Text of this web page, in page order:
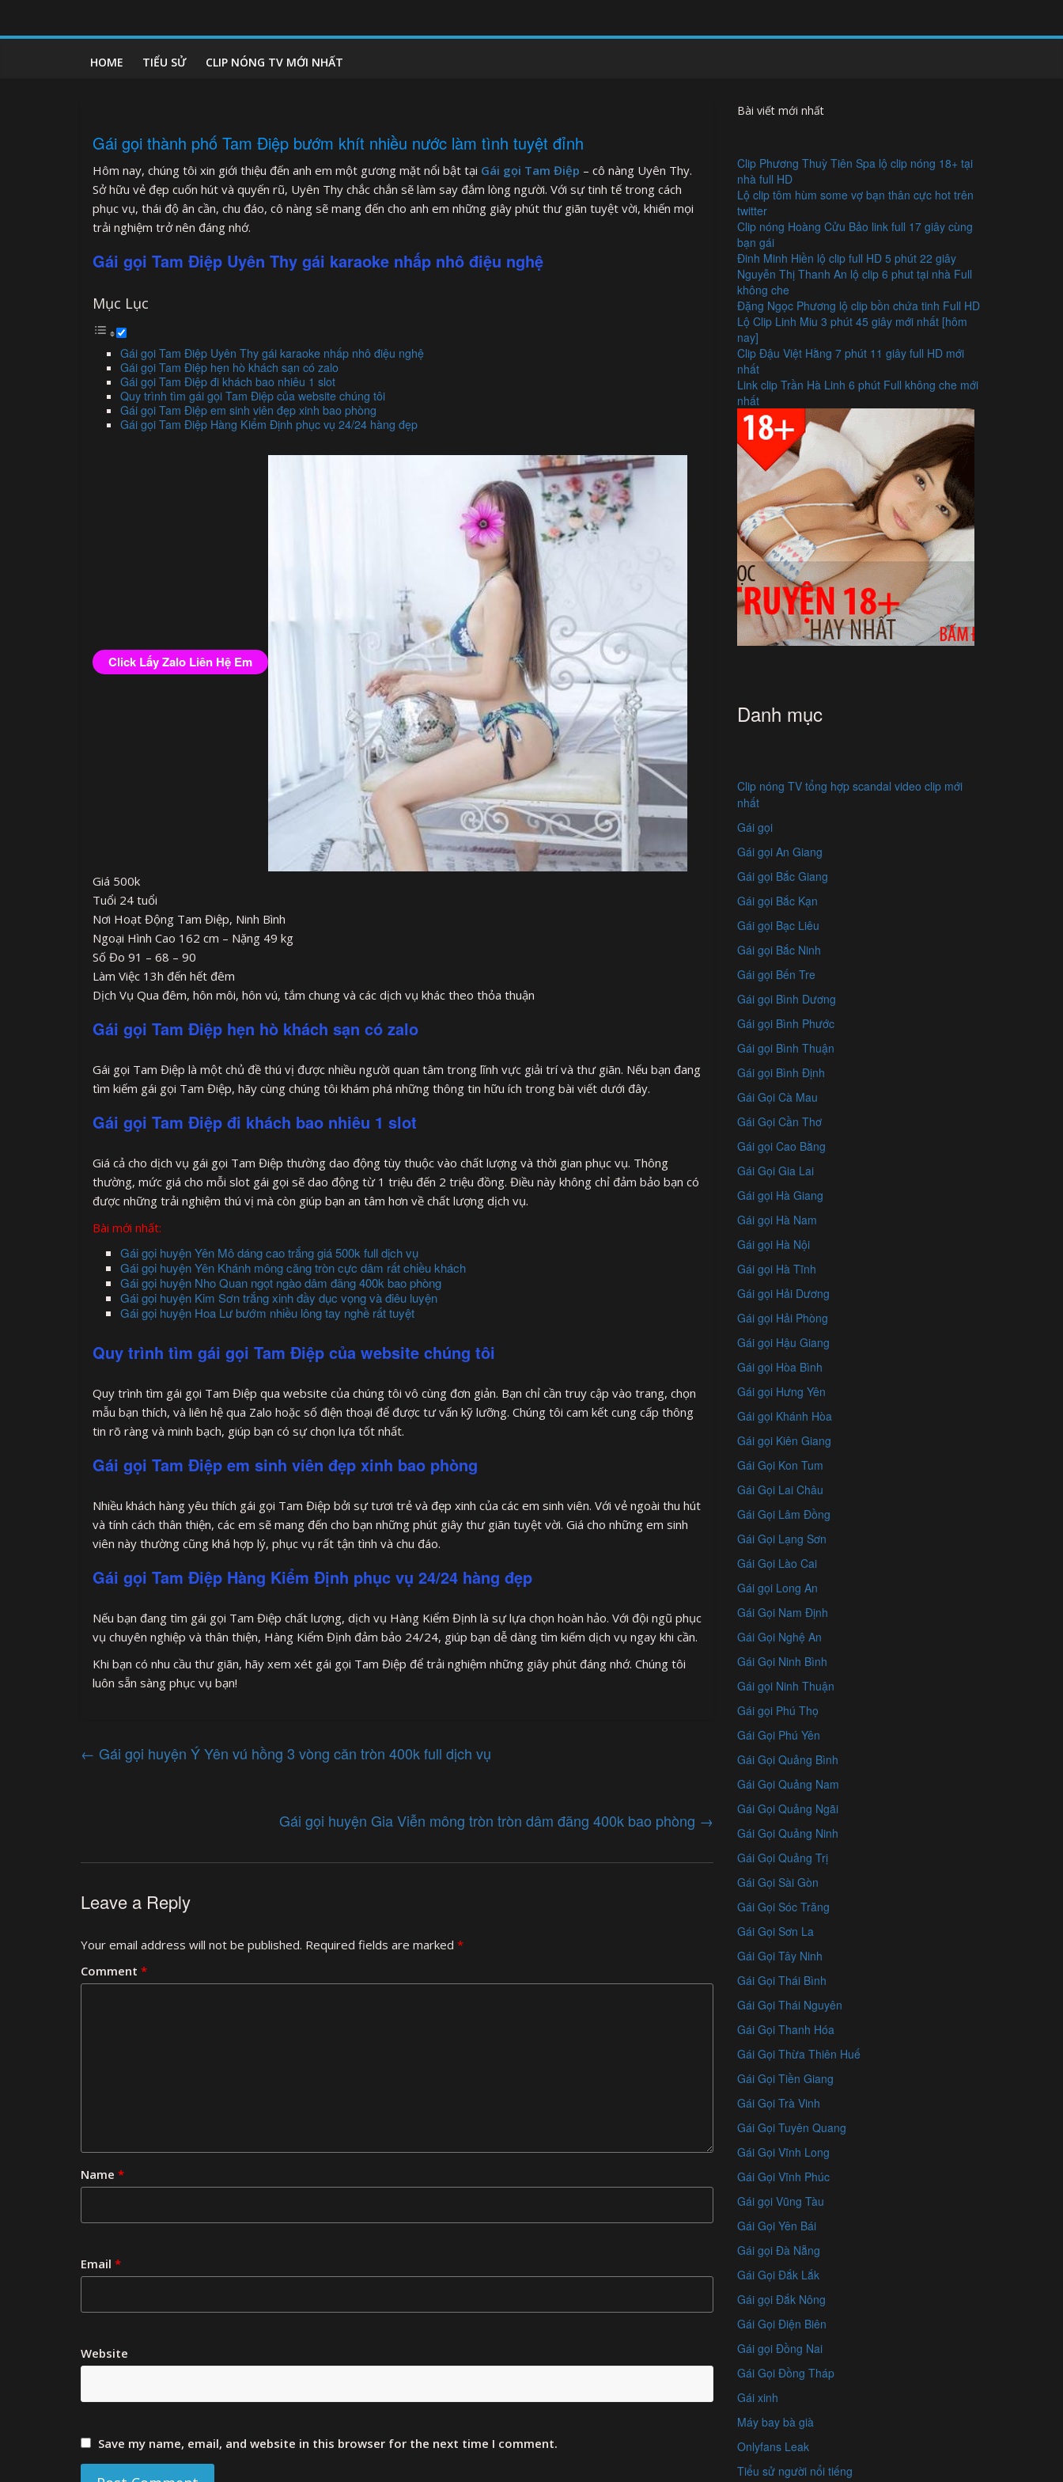
content
clipnonglive.com
HOME TIỂU SỬ CLIP NÓNG TV MỚI NHẤT
Gái gọi thành phố Tam Điệp bướm khít nhiều nước làm tình tuyệt đỉnh
Hôm nay, chúng tôi xin giới thiệu đến anh em một gương mặt nổi bật tại Gái gọi Tam Điệp – cô nàng Uyên Thy.
Sở hữu vẻ đẹp cuốn hút và quyến rũ, Uyên Thy chắc chắn sẽ làm say đắm lòng người. Với sự tinh tế trong cách
phục vụ, thái độ ân cần, chu đáo, cô nàng sẽ mang đến cho anh em những giây phút thư giãn tuyệt vời, khiến mọi
trải nghiệm trở nên đáng nhớ.
Gái gọi Tam Điệp Uyên Thy gái karaoke nhấp nhô điệu nghệ
Mục Lục
Gái gọi Tam Điệp Uyên Thy gái karaoke nhấp nhô điệu nghệ
Gái gọi Tam Điệp hẹn hò khách sạn có zalo
Gái gọi Tam Điệp đi khách bao nhiêu 1 slot
Quy trình tìm gái gọi Tam Điệp của website chúng tôi
Gái gọi Tam Điệp em sinh viên đẹp xinh bao phòng
Gái gọi Tam Điệp Hàng Kiểm Định phục vụ 24/24 hàng đẹp
Click Lấy Zalo Liên Hệ Em
Giá 500k
Tuổi 24 tuổi
Nơi Hoạt Động Tam Điệp, Ninh Bình
Ngoại Hình Cao 162 cm – Nặng 49 kg
Số Đo 91 – 68 – 90
Làm Việc 13h đến hết đêm
Dịch Vụ Qua đêm, hôn môi, hôn vú, tắm chung và các dịch vụ khác theo thỏa thuận
Gái gọi Tam Điệp hẹn hò khách sạn có zalo
Gái gọi Tam Điệp là một chủ đề thú vị được nhiều người quan tâm trong lĩnh vực giải trí và thư giãn. Nếu bạn đang
tìm kiếm gái gọi Tam Điệp, hãy cùng chúng tôi khám phá những thông tin hữu ích trong bài viết dưới đây.
Gái gọi Tam Điệp đi khách bao nhiêu 1 slot
Giá cả cho dịch vụ gái gọi Tam Điệp thường dao động tùy thuộc vào chất lượng và thời gian phục vụ. Thông
thường, mức giá cho mỗi slot gái gọi sẽ dao động từ 1 triệu đến 2 triệu đồng. Điều này không chỉ đảm bảo bạn có
được những trải nghiệm thú vị mà còn giúp bạn an tâm hơn về chất lượng dịch vụ.
Bài mới nhất:
Gái gọi huyện Yên Mô dáng cao trắng giá 500k full dịch vụ
Gái gọi huyện Yên Khánh mông căng tròn cực dâm rất chiều khách
Gái gọi huyện Nho Quan ngọt ngào dâm đãng 400k bao phòng
Gái gọi huyện Kim Sơn trắng xinh đầy dục vọng và điêu luyện
Gái gọi huyện Hoa Lư bướm nhiều lông tay nghề rất tuyệt
Quy trình tìm gái gọi Tam Điệp của website chúng tôi
Quy trình tìm gái gọi Tam Điệp qua website của chúng tôi vô cùng đơn giản. Bạn chỉ cần truy cập vào trang, chọn
mẫu bạn thích, và liên hệ qua Zalo hoặc số điện thoại để được tư vấn kỹ lưỡng. Chúng tôi cam kết cung cấp thông
tin rõ ràng và minh bạch, giúp bạn có sự chọn lựa tốt nhất.
Gái gọi Tam Điệp em sinh viên đẹp xinh bao phòng
Nhiều khách hàng yêu thích gái gọi Tam Điệp bởi sự tươi trẻ và đẹp xinh của các em sinh viên. Với vẻ ngoài thu hút
và tính cách thân thiện, các em sẽ mang đến cho bạn những phút giây thư giãn tuyệt vời. Giá cho những em sinh
viên này thường cũng khá hợp lý, phục vụ rất tận tình và chu đáo.
Gái gọi Tam Điệp Hàng Kiểm Định phục vụ 24/24 hàng đẹp
Nếu bạn đang tìm gái gọi Tam Điệp chất lượng, dịch vụ Hàng Kiểm Định là sự lựa chọn hoàn hảo. Với đội ngũ phục
vụ chuyên nghiệp và thân thiện, Hàng Kiểm Định đảm bảo 24/24, giúp bạn dễ dàng tìm kiếm dịch vụ ngay khi cần.
Khi bạn có nhu cầu thư giãn, hãy xem xét gái gọi Tam Điệp để trải nghiệm những giây phút đáng nhớ. Chúng tôi
luôn sẵn sàng phục vụ bạn!
← Gái gọi huyện Ý Yên vú hồng 3 vòng căn tròn 400k full dịch vụ
Gái gọi huyện Gia Viễn mông tròn tròn dâm đãng 400k bao phòng →
Leave a Reply
Your email address will not be published. Required fields are marked *
Comment *
Name *
Email *
Website
Save my name, email, and website in this browser for the next time I comment.
Bài viết mới nhất
Clip Phương Thuỳ Tiên Spa lộ clip nóng 18+ tại
nhà full HD
Lộ clip tôm hùm some vợ bạn thân cực hot trên
twitter
Clip nóng Hoàng Cửu Bảo link full 17 giây cùng
bạn gái
Đinh Minh Hiền lộ clip full HD 5 phút 22 giây
Nguyễn Thị Thanh An lộ clip 6 phut tại nhà Full
không che
Đặng Ngọc Phương lộ clip bồn chứa tinh Full HD
Lộ Clip Linh Miu 3 phút 45 giây mới nhất [hôm
nay]
Clip Đậu Việt Hằng 7 phút 11 giây full HD mới
nhất
Link clip Trần Hà Linh 6 phút Full không che mới
nhất
Danh mục
Clip nóng TV tổng hợp scandal video clip mới
nhất
Gái gọi
Gái gọi An Giang
Gái gọi Bắc Giang
Gái gọi Bắc Kạn
Gái gọi Bạc Liêu
Gái gọi Bắc Ninh
Gái gọi Bến Tre
Gái gọi Bình Dương
Gái gọi Bình Phước
Gái gọi Bình Thuận
Gái gọi Bình Định
Gái Gọi Cà Mau
Gái Gọi Cần Thơ
Gái gọi Cao Bằng
Gái Gọi Gia Lai
Gái gọi Hà Giang
Gái gọi Hà Nam
Gái gọi Hà Nội
Gái gọi Hà Tĩnh
Gái gọi Hải Dương
Gái gọi Hải Phòng
Gái gọi Hậu Giang
Gái gọi Hòa Bình
Gái gọi Hưng Yên
Gái gọi Khánh Hòa
Gái gọi Kiên Giang
Gái Gọi Kon Tum
Gái Gọi Lai Châu
Gái Gọi Lâm Đồng
Gái Gọi Lạng Sơn
Gái Gọi Lào Cai
Gái gọi Long An
Gái Gọi Nam Định
Gái Gọi Nghệ An
Gái Gọi Ninh Bình
Gái gọi Ninh Thuận
Gái gọi Phú Thọ
Gái Gọi Phú Yên
Gái Gọi Quảng Bình
Gái Gọi Quảng Nam
Gái Gọi Quảng Ngãi
Gái Gọi Quảng Ninh
Gái Gọi Quảng Trị
Gái Gọi Sài Gòn
Gái Gọi Sóc Trăng
Gái Gọi Sơn La
Gái Gọi Tây Ninh
Gái Gọi Thái Bình
Gái Gọi Thái Nguyên
Gái Gọi Thanh Hóa
Gái Gọi Thừa Thiên Huế
Gái Gọi Tiền Giang
Gái Gọi Trà Vinh
Gái Gọi Tuyên Quang
Gái Gọi Vĩnh Long
Gái Gọi Vĩnh Phúc
Gái gọi Vũng Tàu
Gái Gọi Yên Bái
Gái gọi Đà Nẵng
Gái Gọi Đắk Lắk
Gái gọi Đắk Nông
Gái Gọi Điện Biên
Gái gọi Đồng Nai
Gái Gọi Đồng Tháp
Gái xinh
Máy bay bà già
Onlyfans Leak
Tiểu sử người nổi tiếng